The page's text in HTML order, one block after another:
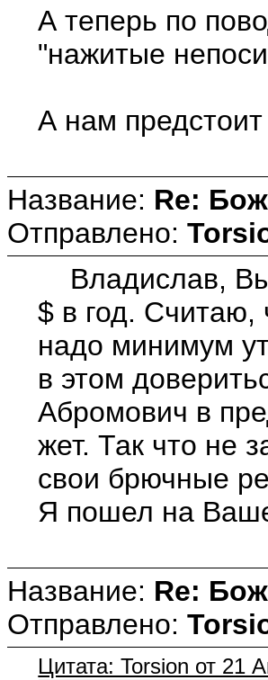
А теперь по
"нажитые
А нам
Название: Re:
Отправлено:
Владислав, Вы
$ в год. Считаю,
надо минимум
в этом
Абромович в
жет. Так что не
свои брючные
Я пошел на
Название: Re:
Отправлено:
Цитата: Torsion от 21